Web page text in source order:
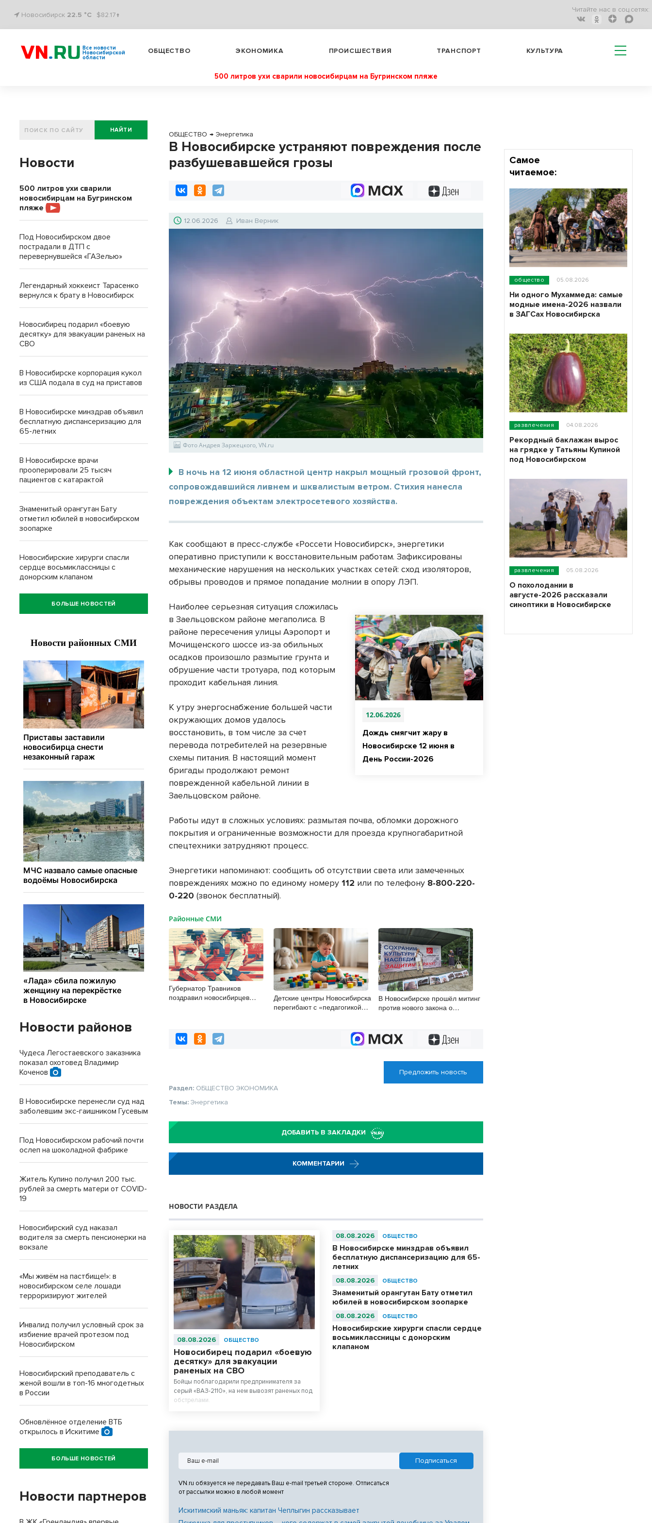
Новосибирск 22.5 °C $82.17↑
Читайте нас в соц.сетях:
Все новости
Новосибирской
области
ОБЩЕСТВО ЭКОНОМИКА ПРОИСШЕСТВИЯ ТРАНСПОРТ КУЛЬТУРА
500 литров ухи сварили новосибирцам на Бугринском пляже
ОБЩЕСТВО → Энергетика
В Новосибирске устраняют повреждения после
разбушевавшейся грозы
12.06.2026 Иван Верник
Фото Андрея Заржецкого, VN.ru
В ночь на 12 июня областной центр накрыл мощный грозовой фронт,
сопровождавшийся ливнем и шквалистым ветром. Стихия нанесла
повреждения объектам электросетевого хозяйства.
Как сообщают в пресс-службе «Россети Новосибирск», энергетики
оперативно приступили к восстановительным работам. Зафиксированы
механические нарушения на нескольких участках сетей: сход изоляторов,
обрывы проводов и прямое попадание молнии в опору ЛЭП.
12.06.2026
Дождь смягчит жару в
Новосибирске 12 июня в
День России-2026
Наиболее серьезная ситуация сложилась
в Заельцовском районе мегаполиса. В
районе пересечения улицы Аэропорт и
Мочищенского шоссе из-за обильных
осадков произошло размытие грунта и
обрушение части тротуара, под которым
проходит кабельная линия.
К утру энергоснабжение большей части
окружающих домов удалось
восстановить, в том числе за счет
перевода потребителей на резервные
схемы питания. В настоящий момент
бригады продолжают ремонт
поврежденной кабельной линии в
Заельцовском районе.
Работы идут в сложных условиях: размытая почва, обломки дорожного
покрытия и ограниченные возможности для проезда крупногабаритной
спецтехники затрудняют процесс.
Энергетики напоминают: сообщить об отсутствии света или замеченных
повреждениях можно по единому номеру112 или по телефону 8-800-220-
0-220 (звонок бесплатный).
Районные СМИ
Губернатор Травников
поздравил новосибирцев
Детские центры Новосибирска
перегибают с «педагогикой
В Новосибирске прошёл митинг
против нового закона о
Предложить новость
Раздел: ОБЩЕСТВО ЭКОНОМИКА
Темы:Энергетика
ДОБАВИТЬ В ЗАКЛАДКИ
КОММЕНТАРИИ
НОВОСТИ РАЗДЕЛА
08.08.2026 ОБЩЕСТВО
Новосибирец подарил «боевую
десятку» для эвакуации
раненых на СВО
Бойцы поблагодарили предпринимателя за
серый «ВАЗ-2110», на нем вывозят раненых под
обстрелами.
08.08.2026 ОБЩЕСТВО
В Новосибирске минздрав объявил
бесплатную диспансеризацию для 65-
летних
08.08.2026 ОБЩЕСТВО
Знаменитый орангутан Бату отметил
юбилей в новосибирском зоопарке
08.08.2026 ОБЩЕСТВО
Новосибирские хирурги спасли сердце
восьмиклассницы с донорским
клапаном
VN.ru обязуется не передавать Ваш e-mail третьей стороне. Отписаться
от рассылки можно в любой момент
Искитимский маньяк: капитан Чеплыгин рассказывает
НАЙТИ
Новости
500 литров ухи сварили
новосибирцам на Бугринском
пляже
Под Новосибирском двое
пострадали в ДТП с
перевернувшейся «ГАЗелью»
Легендарный хоккеист Тарасенко
вернулся к брату в Новосибирск
Новосибирец подарил «боевую
десятку» для эвакуации раненых на
СВО
В Новосибирске корпорация кукол
из США подала в суд на приставов
В Новосибирске минздрав объявил
бесплатную диспансеризацию для
65-летних
В Новосибирске врачи
прооперировали 25 тысяч
пациентов с катарактой
Знаменитый орангутан Бату
отметил юбилей в новосибирском
зоопарке
Новосибирские хирурги спасли
сердце восьмиклассницы с
донорским клапаном
БОЛЬШЕ НОВОСТЕЙ
Новости районов
Чудеса Легостаевского заказника
показал охотовед Владимир
Коченов
В Новосибирске перенесли суд над
заболевшим экс-гаишником Гусевым
Под Новосибирском рабочий почти
ослеп на шоколадной фабрике
Житель Купино получил 200 тыс.
рублей за смерть матери от COVID-
19
Новосибирский суд наказал
водителя за смерть пенсионерки на
вокзале
«Мы живём на пастбище!»: в
новосибирском селе лошади
терроризируют жителей
Инвалид получил условный срок за
избиение врачей протезом под
Новосибирском
Новосибирский преподаватель с
женой вошли в топ-16 многодетных
в России
Обновлённое отделение ВТБ
открылось в Искитиме
БОЛЬШЕ НОВОСТЕЙ
Новости партнеров
Самое
читаемое:
общество 05.08.2026
Ни одного Мухаммеда: самые
модные имена-2026 назвали
в ЗАГСах Новосибирска
развлечения 04.08.2026
Рекордный баклажан вырос
на грядке у Татьяны Купиной
под Новосибирском
развлечения 05.08.2026
О похолодании в
августе-2026 рассказали
синоптики в Новосибирске